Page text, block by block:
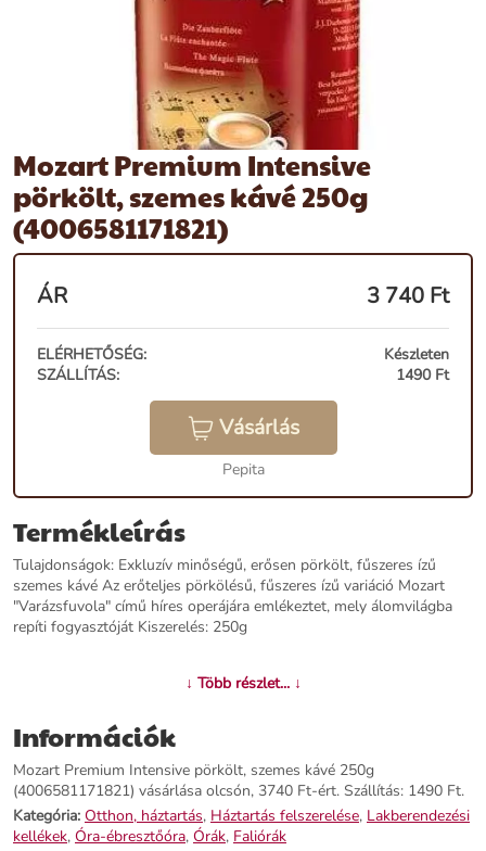
Mozart Premium Intensive
pörkölt, szemes kávé 250g
(4006581171821)
ÁR 3 740 Ft
ELÉRHETŐSÉG:
Készleten
SZÁLLÍTÁS:
1490 Ft
Vásárlás
Pepita
Termékleírás
Tulajdonságok: Exkluzív minőségű, erősen pörkölt, fűszeres ízű
szemes kávé Az erőteljes pörkölésű, fűszeres ízű variáció Mozart
"Varázsfuvola" című híres operájára emlékeztet, mely álomvilágba
repíti fogyasztóját Kiszerelés: 250g
↓ Több részlet... ↓
Információk
Mozart Premium Intensive pörkölt, szemes kávé 250g
(4006581171821) vásárlása olcsón, 3740 Ft-ért. Szállítás: 1490 Ft.
Kategória: Otthon, háztartás, Háztartás felszerelése, Lakberendezési
kellékek, Óra-ébresztőóra, Órák, Faliórák